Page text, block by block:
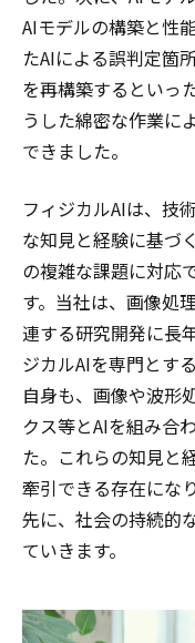
AIモデルの構築と性
たAIによる誤判定箇
を再構築するといっ
うした綿密な作業に
できました。
フィジカルAIは、技
な知見と経験に基づ
の複雑な課題に対応
す。当社は、画像処
連する研究開発に長
ジカルAIを専門とす
自身も、画像や波形
クス等とAIを組み合
た。これらの知見と
牽引できる存在にな
先に、社会の持続的
ていきます。